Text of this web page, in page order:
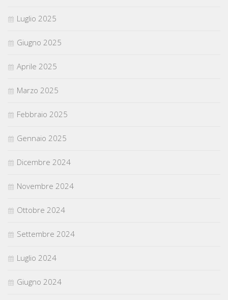
Luglio 2025
Giugno 2025
Aprile 2025
Marzo 2025
Febbraio 2025
Gennaio 2025
Dicembre 2024
Novembre 2024
Ottobre 2024
Settembre 2024
Luglio 2024
Giugno 2024